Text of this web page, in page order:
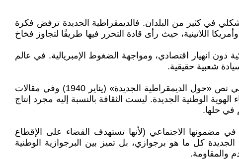
في كثير من البلدان. فالديمقراطية الجديدة ترفض فكرة
اللاتينية، حيث رأى قادة التحرر فيها طريقًا لتجاوز فخاخ
دون انهيار اقتصادي، ومواجهة الضغوط الإمبريالية. في عالم
شعبية حقيقية.
تُعتبر الثقافة الجديدة أحد الأركان الثلاثة الأساسية للديمقراطية الجديدة إلى جانب السياسة الجديدة والاقتصاد الجديد. في نص «حول الديمقراطية الجديدة» (يناير 1940) وفي مقالات
ثوري وكأداة لبناء الهوية الوطنية الجديدة. ليست الثقافة بالنسبة إليه مجرد إنتاج
في حلها.
في مضمونها الاجتماعي (لأنها تستهدف القضاء على الإقطاع
الجديدة كل ما هو برجوازي، بل تميز بين البرجوازية الوطنية
والمقاومة.